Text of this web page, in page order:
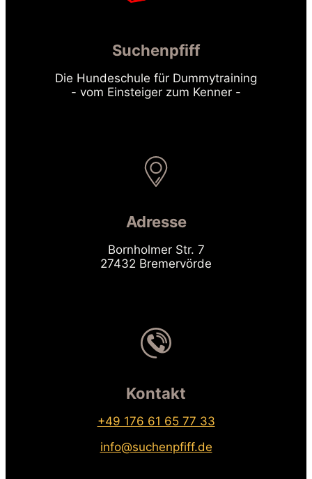
Suchenpfiff
Die Hundeschule für Dummytraining
- vom Einsteiger zum Kenner -
Adresse
Bornholmer Str. 7
27432 Bremervörde
Kontakt
+49 176 61 65 77 33
info@suchenpfiff.de